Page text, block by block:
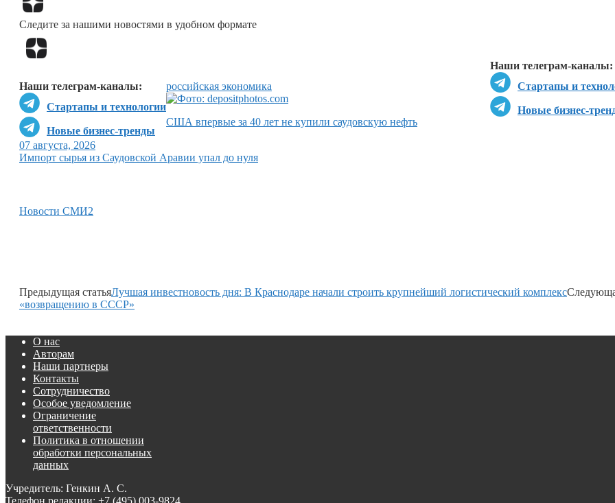
Следите за нашими новостями в удобном формате
Наши телеграм-каналы:
Стартапы и
Новые бизнес-
Наши телеграм-каналы:
Стартапы и технологии
Новые бизнес-тренды
российская экономика
США впервые за 40 лет не купили саудовскую нефть
07 августа, 2026
Импорт сырья из Саудовской Аравии упал до нуля
Новости СМИ2
Предыдущая статьяЛучшая инвестновость дня: В Краснодаре начали строить крупнейший логистический комплекс
«возвращению в СССР»
О нас
Авторам
Наши партнеры
Контакты
Сотрудничество
Особое уведомление
Ограничение
ответственности
Политика в отношении
обработки персональных
данных
Учредитель: Генкин А. С.